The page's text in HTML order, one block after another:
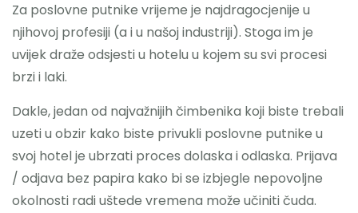
Za poslovne putnike vrijeme je najdragocjenije u
njihovoj profesiji (a i u našoj industriji). Stoga im je
uvijek draže odsjesti u hotelu u kojem su svi procesi
brzi i laki.
Dakle, jedan od najvažnijih čimbenika koji biste trebali
uzeti u obzir kako biste privukli poslovne putnike u
svoj hotel je ubrzati proces dolaska i odlaska. Prijava
/ odjava bez papira kako bi se izbjegle nepovoljne
okolnosti radi uštede vremena može učiniti čuda.